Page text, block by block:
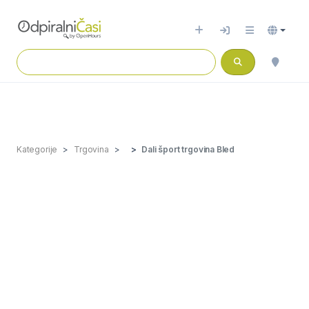
Kategorije Trgovina Dali šport trgovina Bled